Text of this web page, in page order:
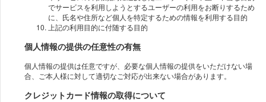
でサービスを利用しようとするユーザーの利用をお断りするため
に、氏名や住所など個人を特定するための情報を利用する目的
上記の利用目的に付随する目的
個人情報の提供の任意性の有無
個人情報の提供は任意ですが、必要な個人情報の提供をいただけない場
合、ご本人様に対して適切なご対応が出来ない場合があります。
クレジットカード情報の取得について